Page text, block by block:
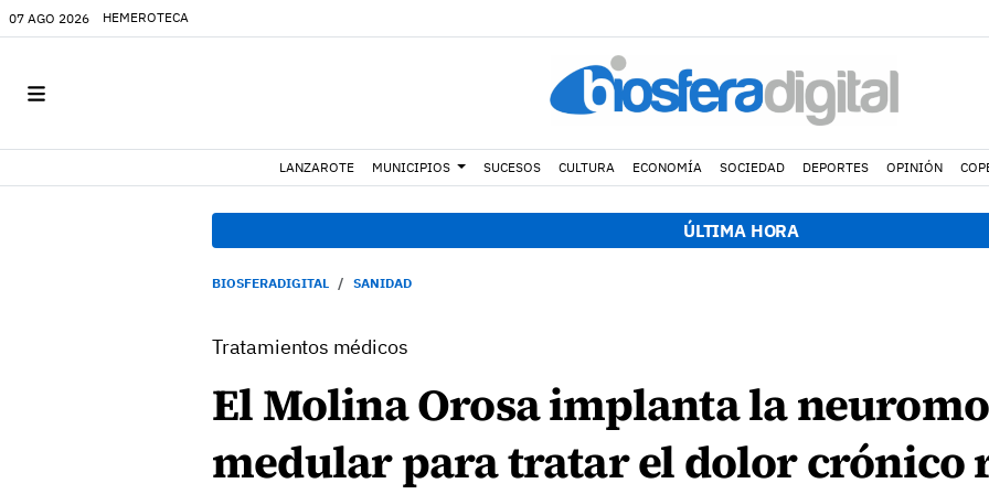
07 AGO 2026 HEMEROTECA
LANZAROTE MUNICIPIOS SUCESOS CULTURA ECONOMÍA SOCIEDAD DEPORTES OPINIÓN
ÚLTIMA HORA
BIOSFERADIGITAL SANIDAD
Tratamientos médicos
El Molina Orosa implanta la
medular para tratar el dolor crónico